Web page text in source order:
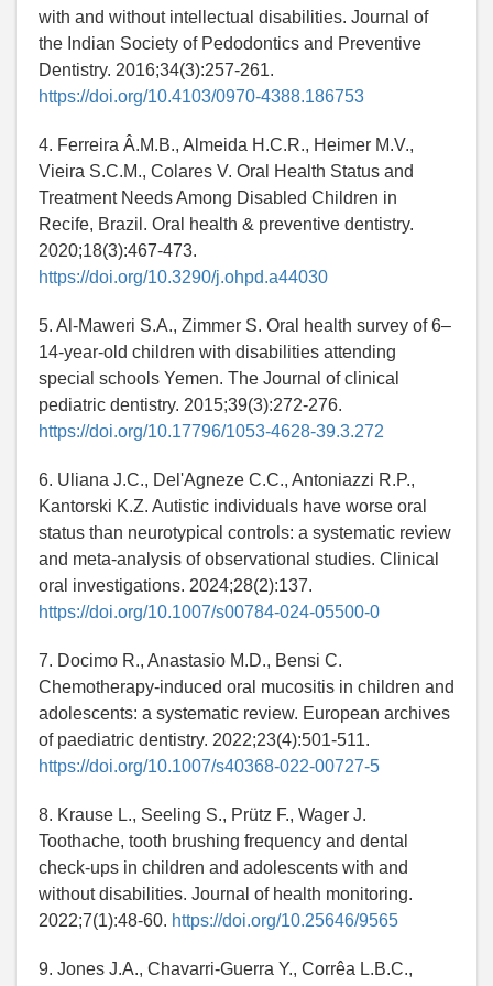
with and without intellectual disabilities. Journal of
the Indian Society of Pedodontics and Preventive
Dentistry. 2016;34(3):257-261.
https://doi.org/10.4103/0970-4388.186753
4. Ferreira Â.M.B., Almeida H.C.R., Heimer M.V.,
Vieira S.C.M., Colares V. Oral Health Status and
Treatment Needs Among Disabled Children in
Recife, Brazil. Oral health & preventive dentistry.
2020;18(3):467-473.
https://doi.org/10.3290/j.ohpd.a44030
5. Al-Maweri S.A., Zimmer S. Oral health survey of 6–
14-year-old children with disabilities attending
special schools Yemen. The Journal of clinical
pediatric dentistry. 2015;39(3):272-276.
https://doi.org/10.17796/1053-4628-39.3.272
6. Uliana J.C., Del'Agneze C.C., Antoniazzi R.P.,
Kantorski K.Z. Autistic individuals have worse oral
status than neurotypical controls: a systematic review
and meta-analysis of observational studies. Clinical
oral investigations. 2024;28(2):137.
https://doi.org/10.1007/s00784-024-05500-0
7. Docimo R., Anastasio M.D., Bensi C.
Chemotherapy-induced oral mucositis in children and
adolescents: a systematic review. European archives
of paediatric dentistry. 2022;23(4):501-511.
https://doi.org/10.1007/s40368-022-00727-5
8. Krause L., Seeling S., Prütz F., Wager J.
Toothache, tooth brushing frequency and dental
check-ups in children and adolescents with and
without disabilities. Journal of health monitoring.
2022;7(1):48-60. https://doi.org/10.25646/9565
9. Jones J.A., Chavarri-Guerra Y., Corrêa L.B.C.,